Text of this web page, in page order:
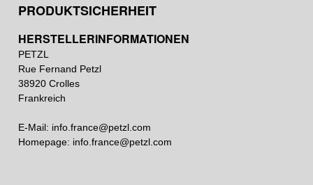
PRODUKTSICHERHEIT
HERSTELLERINFORMATIONEN
PETZL
Rue Fernand Petzl
38920 Crolles
Frankreich
E-Mail: info.france@petzl.com
Homepage: info.france@petzl.com